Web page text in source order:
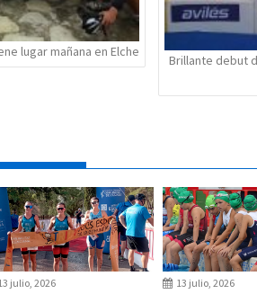
lugar mañana en Elche
Brillante debut
julio, 2026 13 julio, 2026